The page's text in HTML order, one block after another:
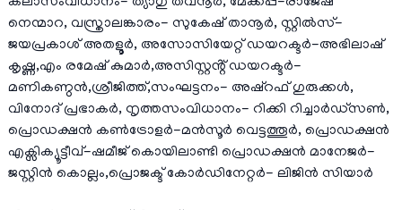
നെന്മാറ, വസ്ത്രാലങ്കാരം- സുകേഷ് താനൂർ, സ്റ്റിൽസ്-
ജയപ്രകാശ് അതളൂർ, അസോസിയേറ്റ് ഡയറക്ടർ-അഭിലാഷ്
കൃഷ്ണ,എം രമേഷ് കുമാർ,അസിസ്റ്റൻ്റ് ഡയറക്ടർ-
മണികണ്ഠൻ,ശ്രീജിത്ത്‌,സംഘട്ടനം- അഷ്‌റഫ്‌ ഗുരുക്കൾ,
വിനോദ് പ്രഭാകർ, നൃത്തസംവിധാനം- റിക്കി റിച്ചാർഡ്സൺ,
പ്രൊഡക്ഷൻ കൺട്രോളർ-മൻസൂർ വെട്ടത്തൂർ, പ്രൊഡക്ഷൻ
എക്സിക്യൂട്ടീവ്-ഷമീജ് കൊയിലാണ്ടി പ്രൊഡക്ഷൻ മാനേജർ-
ജസ്റ്റിൻ കൊല്ലം,പ്രൊജക്ട് കോർഡിനേറ്റർ- ലിജിൻ സിയാർ